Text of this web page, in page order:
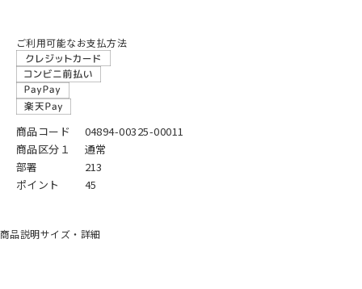
ご利用可能なお支払方法
商品コード
04894-00325-00011
商品区分１
通常
部署
213
ポイント
45
商品説明サイズ・詳細